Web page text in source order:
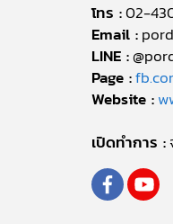
โทร :02-
Email :
LINE :
Page :
Website :
เปิดทำการ :